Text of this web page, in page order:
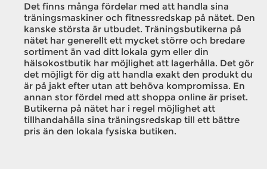
Det finns många fördelar med att handla sina
träningsmaskiner och fitnessredskap på nätet. Den
kanske största är utbudet. Träningsbutikerna på
nätet har generellt ett mycket större och bredare
sortiment än vad ditt lokala gym eller din
hälsokostbutik har möjlighet att lagerhålla. Det gör
det möjligt för dig att handla exakt den produkt du
är på jakt efter utan att behöva kompromissa. En
annan stor fördel med att shoppa online är priset.
Butikerna på nätet har i regel möjlighet att
tillhandahålla sina träningsredskap till ett bättre
pris än den lokala fysiska butiken.